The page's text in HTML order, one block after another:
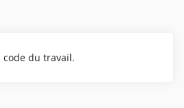
code du travail.